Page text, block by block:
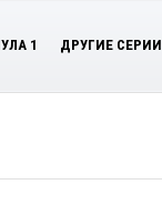
1 ДРУГИЕ СЕРИИ